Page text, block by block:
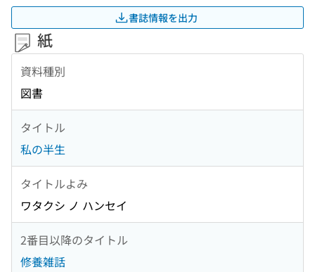
書誌情報を出力
紙
資料種別
図書
タイトル
私の半生
タイトルよみ
ワタクシ ノ ハンセイ
2番目以降のタイトル
修養雑話